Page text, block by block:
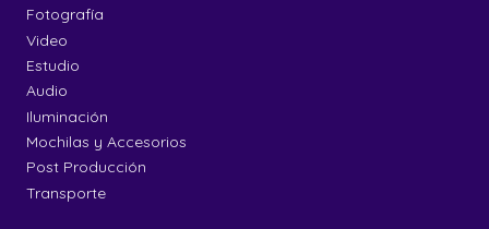
Fotografía
Video
Estudio
Audio
Iluminación
Mochilas y Accesorios
Post Producción
Transporte